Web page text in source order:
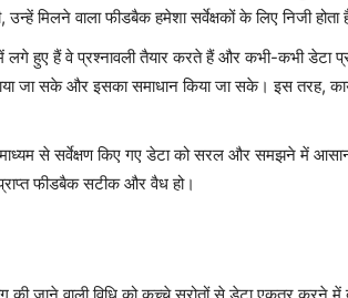
मिलने वाला फीडबैक हमेशा सर्वेक्षकों के लिए निजी होता
हुए हैं वे प्रश्नावली तैयार करते हैं और कभी-कभी डेटा
जा सके और इसका समाधान किया जा सके। इस तरह,
माध्यम से सर्वेक्षण किए गए डेटा को सरल और समझने में
फीडबैक सटीक और वैध हो।